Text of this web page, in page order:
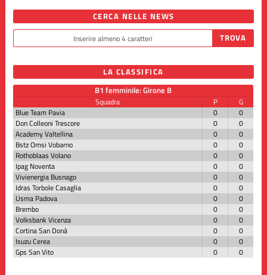
CERCA NELLE NEWS
LA CLASSIFICA
B1 femminile: Girone B
Squadra P
G
Blue Team Pavia
0
0
Don Colleoni Trescore
0
0
Academy Valtellina
0
0
Bstz Omsi Vobarno
0
0
Rothoblaas Volano
0
0
Ipag Noventa
0
0
Vivienergia Busnago
0
0
Idras Torbole Casaglia
0
0
Usma Padova
0
0
Brembo
0
0
Volksbank Vicenza
0
0
Cortina San Donà
0
0
Isuzu Cerea
0
0
Gps San Vito
0 0